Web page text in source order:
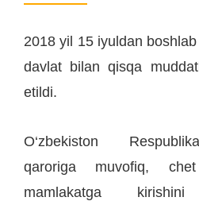
2018 yil 15 iyuldan
davlat bilan qisqa
etildi.
O‘zbekiston
qaroriga muvofiq,
mamlakatga kirishini